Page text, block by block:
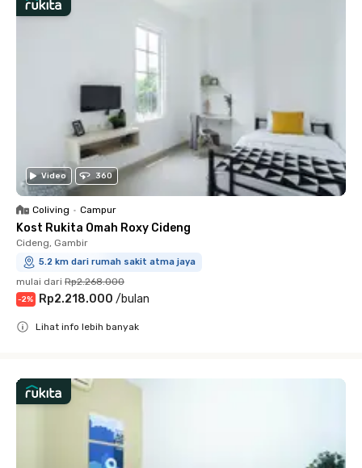
Video 360
Coliving • Campur
Kost Rukita Omah Roxy Cideng
Cideng, Gambir
5.2 km dari rumah sakit atma jaya
mulai dari Rp2.268.000
-2% Rp2.218.000 /bulan
Lihat info lebih banyak